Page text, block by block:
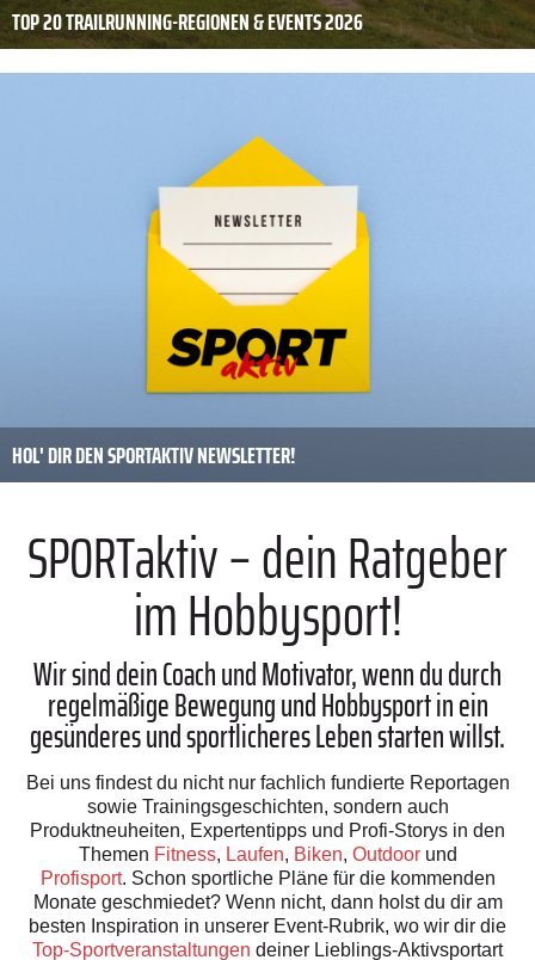
TOP 20 TRAILRUNNING-REGIONEN & EVENTS 2026
HOL' DIR DEN SPORTAKTIV NEWSLETTER!
SPORTaktiv – dein Ratgeber
im Hobbysport!
Wir sind dein Coach und Motivator, wenn du durch
regelmäßige Bewegung und Hobbysport in ein
gesünderes und sportlicheres Leben starten willst.
Bei uns findest du nicht nur fachlich fundierte Reportagen
sowie Trainingsgeschichten, sondern auch
Produktneuheiten, Expertentipps und Profi-Storys in den
Themen Fitness, Laufen, Biken, Outdoorund
Profisport. Schon sportliche Pläne für die kommenden
Monate geschmiedet? Wenn nicht, dann holst du dir am
besten Inspiration in unserer Event-Rubrik, wo wir dir die
Top-Sportveranstaltungen deiner Lieblings-Aktivsportart